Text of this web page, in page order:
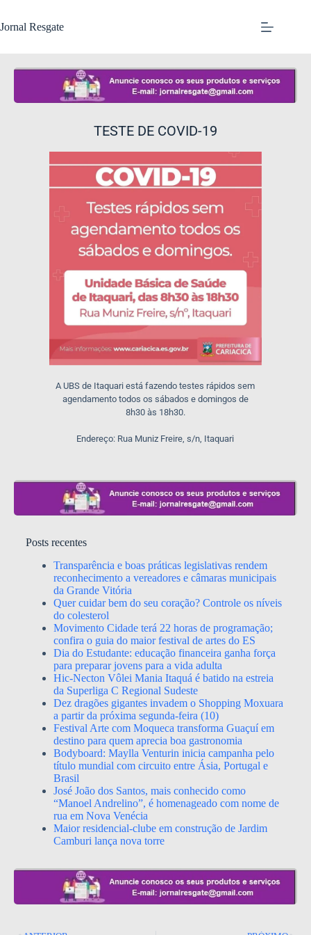
Jornal Resgate
TESTE DE COVID-19
A UBS de Itaquari está fazendo testes rápidos sem
agendamento todos os sábados e domingos de
8h30 às 18h30.
Endereço: Rua Muniz Freire, s/n, Itaquari
Posts recentes
Transparência e boas práticas legislativas rendem
reconhecimento a vereadores e câmaras municipais
da Grande Vitória
Quer cuidar bem do seu coração? Controle os níveis
do colesterol
Movimento Cidade terá 22 horas de programação;
confira o guia do maior festival de artes do ES
Dia do Estudante: educação financeira ganha força
para preparar jovens para a vida adulta
Hic-Necton Vôlei Mania Itaquá é batido na estreia
da Superliga C Regional Sudeste
Dez dragões gigantes invadem o Shopping Moxuara
a partir da próxima segunda-feira (10)
Festival Arte com Moqueca transforma Guaçuí em
destino para quem aprecia boa gastronomia
Bodyboard: Maylla Venturin inicia campanha pelo
título mundial com circuito entre Ásia, Portugal e
Brasil
José João dos Santos, mais conhecido como
“Manoel Andrelino”, é homenageado com nome de
rua em Nova Venécia
Maior residencial-clube em construção de Jardim
Camburi lança nova torre